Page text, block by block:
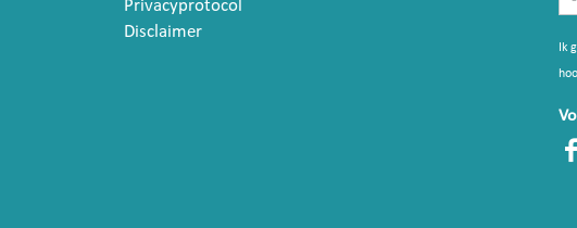
Privacyprotocol
Disclaimer
Ik